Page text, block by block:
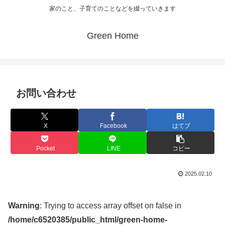
家のこと、子育てのことなどを綴っていきます
Green Home
お問い合わせ
X Facebook はてブ
Pocket LINE コピー
2025.02.10
Warning: Trying to access array offset on false in
/home/c6520385/public_html/green-home-